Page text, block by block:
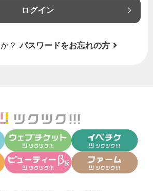
ログイン
？ パスワードをお忘れの方